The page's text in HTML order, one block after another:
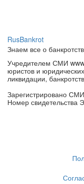
Знаем все о банкротстве
Учредителем СМИ
юристов и
ликвидации,
Зарегистрировано
Номер свидетельства